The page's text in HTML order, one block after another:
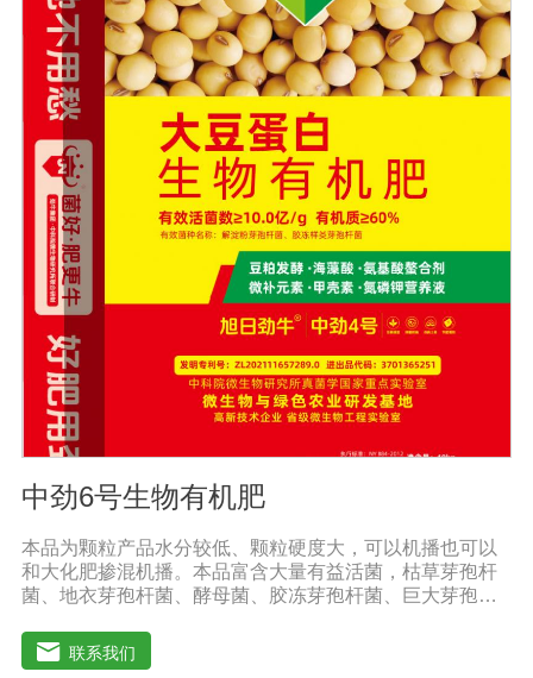
性质。生物有机肥的使用不仅可以补充消耗的有机肥，还
可以不断提高土壤有机质的含量。微生物分解后，有机质
可缩合成新的腐殖质，与土壤中的其他物质结合，形成有
机无机复合体，促进土壤中微粒结构的形成，协调水、
肥、气、热的矛盾，改善土壤结构，疏松土壤，提高耕作
能力。(3)调整微生物区系，改善土壤微生态系统。腐烂的
有机肥含有酵母、乳酸菌、纤维素分解菌和其他有益微生
物，生物有机肥还含有固氮、硅酸盐、溶磷、光合细菌和
假单胞细菌，这些微生物除了产生大量活性物质外，还具
有固氮、溶磷、钾，有些还具有抑制植物根病原体的能
力，有些有能力改善土壤微生态环境。此外，生物有机肥
施入土壤后，可以调节土壤中微生物的区域组成，有利于
改变土壤中微生态系统的结构。(4)激活不溶化合物，提高
土壤供养能力。生物有机肥含有固氮微生物，可以通过固
氮酶的作用将空气中的氮还原为可被作物吸收利用的成
分，是作物提供氮营养的重要途径。
中劲6号生物有机肥
本品为颗粒产品水分较低、颗粒硬度大，可以机播也可以
和大化肥掺混机播。本品富含大量有益活菌，枯草芽孢杆
菌、地衣芽孢杆菌、酵母菌、胶冻芽孢杆菌、巨大芽孢杆
放大量养分，增强土壤肥力，能激活土壤养分，使土壤中
氮磷钾、中微量元素利用率达到大化，土壤肥力大幅度提
联系我们